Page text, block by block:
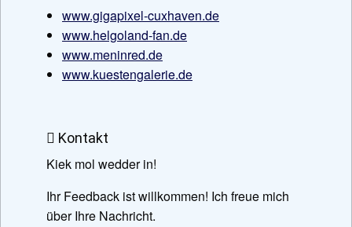
www.gigapixel-cuxhaven.de
www.helgoland-fan.de
www.meninred.de
www.kuestengalerie.de
Kontakt
Kiek mol wedder in!
Ihr Feedback ist willkommen! Ich freue mich
über Ihre Nachricht.